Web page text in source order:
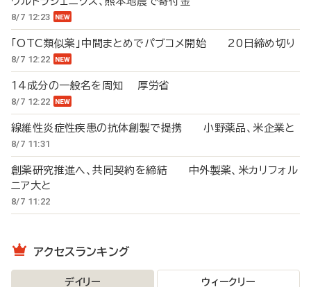
8/7 12:23
「OTC類似薬」中間まとめでパブコメ開始 20日締め切り
8/7 12:22
14成分の一般名を周知 厚労省
8/7 12:22
線維性炎症性疾患の抗体創製で提携 小野薬品、米企業と
8/7 11:31
創薬研究推進へ、共同契約を締結 中外製薬、米カリフォル
ニア大と
8/7 11:22
アクセスランキング
デイリー ウィークリー